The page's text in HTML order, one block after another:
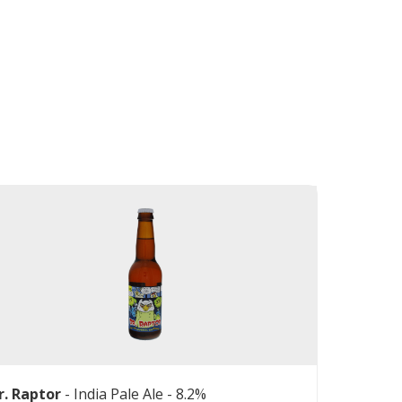
Raptor - India Pale Ale - 8.2%